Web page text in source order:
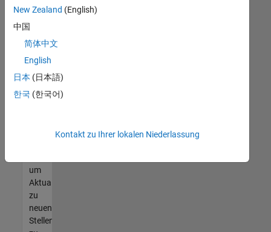
Stellen
können,
die
Ihren
entsprechen,
werden
unseres
um
Aktualisierungen
zu
neuen
Stellenangeboten
New Zealand (English)
中国
简体中文
English
日本 (日本語)
한국 (한국어)
Kontakt zu Ihrer lokalen Niederlassung